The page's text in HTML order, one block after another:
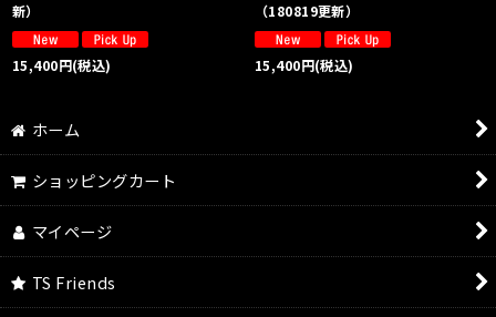
新）
15,400円(税込)
（180819更新）
15,400円(税込)
ホーム
ショッピングカート
マイページ
TS Friends